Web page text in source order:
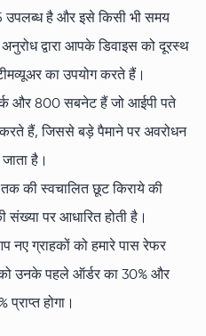
उपलब्ध है और इसे किसी भी समय
द्वारा आपके डिवाइस को दूरस्थ
का उपयोग करते हैं।
और 800 सबनेट हैं जो आईपी पते
हैं, जिससे बड़े पैमाने पर अवरोधन
है।
की स्वचालित छूट किराये की
संख्या पर आधारित होती है।
नए ग्राहकों को हमारे पास रेफर
उनके पहले ऑर्डर का 30% और
होगा।